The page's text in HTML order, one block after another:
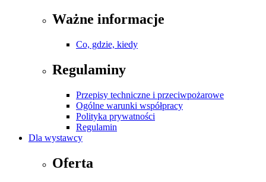
Ważne informacje
Co, gdzie, kiedy
Regulaminy
Przepisy techniczne i przeciwpożarowe
Ogólne warunki współpracy
Polityka prywatności
Regulamin
Dla wystawcy
Oferta